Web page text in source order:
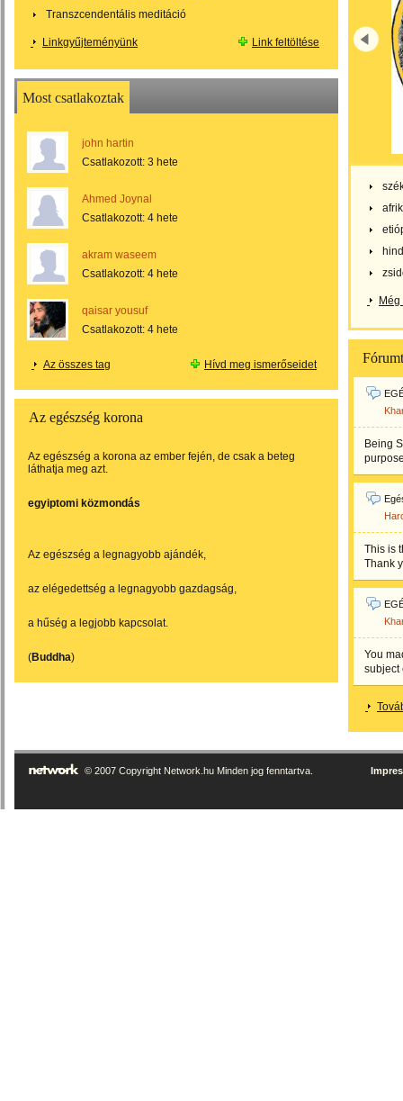
Transzcendentális meditáció
Linkgyűjteményünk Link feltöltése
Most csatlakoztak
john hartin
Csatlakozott: 3 hete
Ahmed Joynal
Csatlakozott: 4 hete
akram waseem
Csatlakozott: 4 hete
qaisar yousuf
Csatlakozott: 4 hete
Az összes tag Hívd meg ismerőseidet
Az egészség korona
Az egészség a korona az ember fején, de csak a beteg
láthatja meg azt.
egyiptomi közmondás
Az egészség a legnagyobb ajándék,
az elégedettség a legnagyobb gazdagság,
a hűség a legjobb kapcsolat.
(Buddha)
Being
This is
Thank
You
subject
© 2007 Copyright Network.hu Minden jog fenntartva.